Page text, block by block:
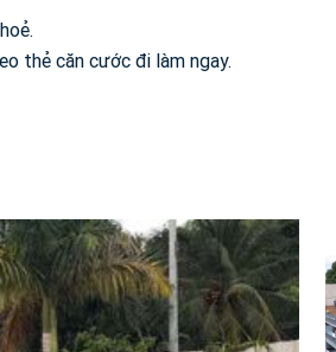
thẻ căn cước đi làm ngay.